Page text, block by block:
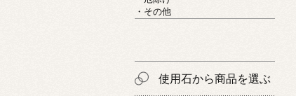
・その他
使用石から商品を選ぶ